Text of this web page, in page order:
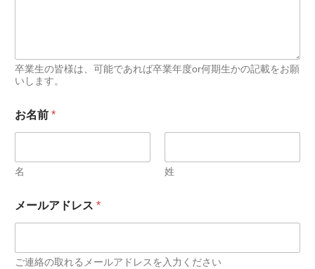
卒業生の皆様は、可能であれば卒業年度or何期生かの記載をお願
いします。
お名前 *
名 姓
メールアドレス *
ご連絡の取れるメールアドレスを入力ください